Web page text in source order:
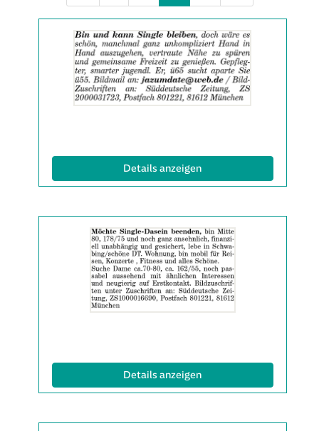
der
Anzeige
2063954
anzeigen
|
Details anzeigen(ID: 2063954)
der
Anzeige
2061566
anzeigen
|
Info:
Details anzeigen(ID: 2061566)